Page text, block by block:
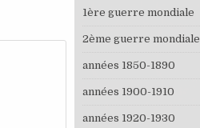
1ère guerre mondiale
2ème guerre mondiale
années 1850-1890
années 1900-1910
années 1920-1930